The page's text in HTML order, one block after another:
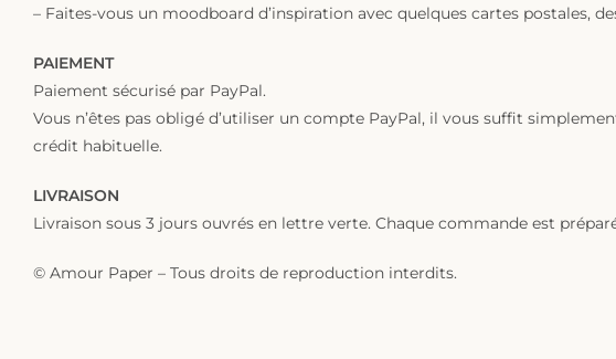
– Faites-vous un moodboard d’inspiration avec quelques cartes postales,
PAIEMENT
Paiement sécurisé par PayPal.
Vous n’êtes pas obligé d’utiliser un compte PayPal, il vous suffit
crédit habituelle.
LIVRAISON
Livraison sous 3 jours ouvrés en lettre verte. Chaque commande est
© Amour Paper – Tous droits de reproduction interdits.